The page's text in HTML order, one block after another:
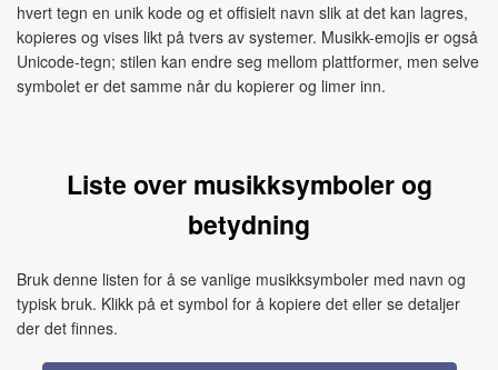
hvert tegn en unik kode og et offisielt navn slik at det kan lagres,
kopieres og vises likt på tvers av systemer. Musikk-emojis er også
Unicode-tegn; stilen kan endre seg mellom plattformer, men selve
symbolet er det samme når du kopierer og limer inn.
Liste over musikksymboler og
betydning
Bruk denne listen for å se vanlige musikksymboler med navn og
typisk bruk. Klikk på et symbol for å kopiere det eller se detaljer
der det finnes.